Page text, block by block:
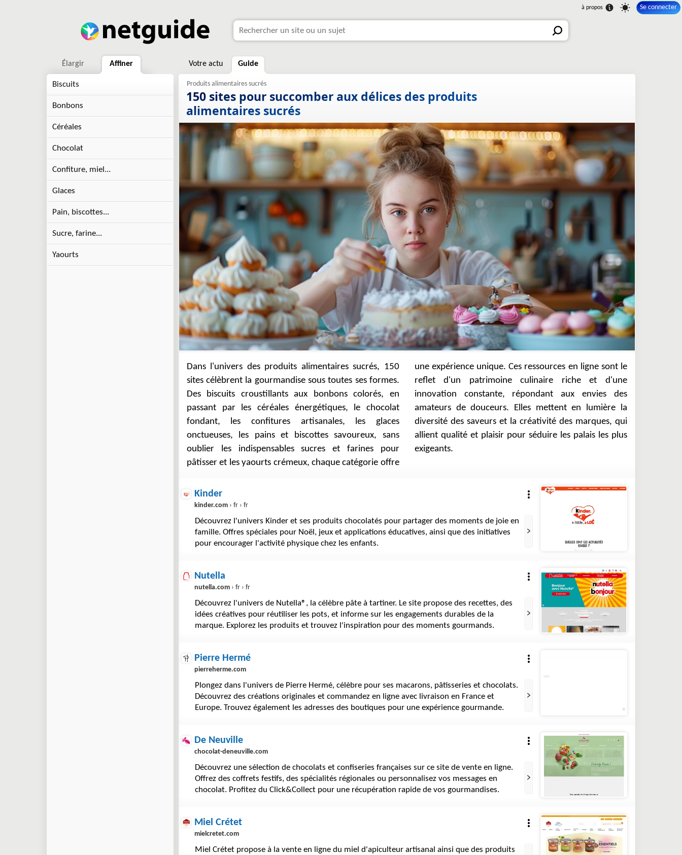
Se connecter
Élargir Affiner
Biscuits
Bonbons
Céréales
Chocolat
Confiture, miel...
Glaces
Pain, biscottes...
Sucre, farine...
Yaourts
Votre actu Guide
150 sites pour succomber aux délices des produits
alimentaires sucrés
Dans l'univers des produits alimentaires sucrés, 150
sites célèbrent la gourmandise sous toutes ses formes.
Des biscuits croustillants aux bonbons colorés, en
passant par les céréales énergétiques, le chocolat
fondant, les confitures artisanales, les glaces
onctueuses, les pains et biscottes savoureux, sans
oublier les indispensables sucres et farines pour
pâtisser et les yaourts crémeux, chaque catégorie offre
une expérience unique. Ces ressources en ligne sont le
reflet d'un patrimoine culinaire riche et d'une
innovation constante, répondant aux envies des
amateurs de douceurs. Elles mettent en lumière la
diversité des saveurs et la créativité des marques, qui
allient qualité et plaisir pour séduire les palais les plus
exigeants.
Kinder
kinder.com › fr › fr
Découvrez l'univers Kinder et ses produits chocolatés pour partager des moments de joie en
famille. Offres spéciales pour Noël, jeux et applications éducatives, ainsi que des initiatives
pour encourager l'activité physique chez les enfants.
Nutella
nutella.com › fr › fr
Découvrez l'univers de Nutella®, la célèbre pâte à tartiner. Le site propose des recettes, des
idées créatives pour réutiliser les pots, et informe sur les engagements durables de la
marque. Explorez les produits et trouvez l'inspiration pour des moments gourmands.
Pierre Hermé
pierreherme.com
Plongez dans l'univers de Pierre Hermé, célèbre pour ses macarons, pâtisseries et chocolats.
Découvrez des créations originales et commandez en ligne avec livraison en France et
Europe. Trouvez également les adresses des boutiques pour une expérience gourmande.
De Neuville
chocolat-deneuville.com
Découvrez une sélection de chocolats et confiseries françaises sur ce site de vente en ligne.
Offrez des coffrets festifs, des spécialités régionales ou personnalisez vos messages en
chocolat. Profitez du Click&Collect pour une récupération rapide de vos gourmandises.
Miel Crétet
mielcretet.com
Miel Crétet propose à la vente en ligne du miel d'apiculteur artisanal ainsi que des produits